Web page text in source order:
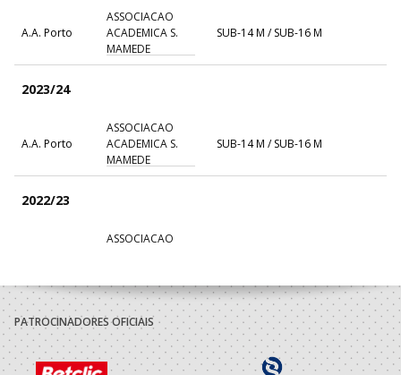
A.A. Porto
ASSOCIACAO
ACADEMICA S.
MAMEDE
SUB-14 M / SUB-16 M
2023/24
A.A. Porto
ASSOCIACAO
ACADEMICA S.
MAMEDE
SUB-14 M / SUB-16 M
2022/23
ASSOCIACAO
2021/22
A.A. Porto
Grande Colegio
Universal
Minis M
PATROCINADORES OFICIAIS